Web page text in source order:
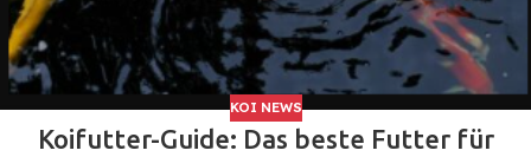
KOI NEWS
Koifutter-Guide: Das beste Futter für